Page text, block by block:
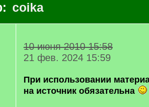
coika
10 июня 2010 15:58
21 фев. 2024 15:59
При использовании
на источник обязательна